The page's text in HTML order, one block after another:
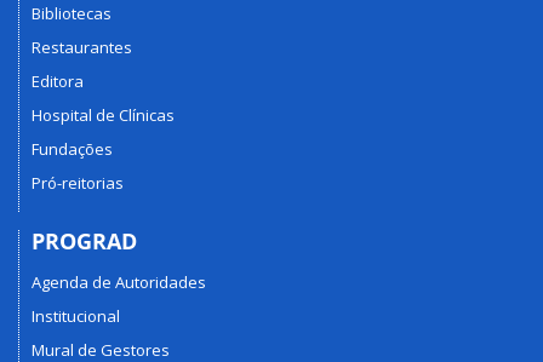
Bibliotecas
Restaurantes
Editora
Hospital de Clínicas
Fundações
Pró-reitorias
PROGRAD
Agenda de Autoridades
Institucional
Mural de Gestores